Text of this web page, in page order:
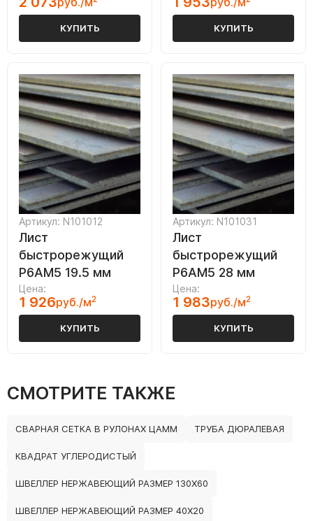
КУПИТЬ КУПИТЬ
Артикул: N101012
Лист
быстрорежущий
Р6АМ5 19.5 мм
Цена:
1 926руб./м2
КУПИТЬ
Артикул: N101031
Лист
быстрорежущий
Р6АМ5 28 мм
Цена:
1 983руб./м2
КУПИТЬ
СМОТРИТЕ ТАКЖЕ
СВАРНАЯ СЕТКА В РУЛОНАХ ЦАММ ТРУБА ДЮРАЛЕВАЯ
КВАДРАТ УГЛЕРОДИСТЫЙ
ШВЕЛЛЕР НЕРЖАВЕЮЩИЙ РАЗМЕР 130Х60
ШВЕЛЛЕР НЕРЖАВЕЮЩИЙ РАЗМЕР 40Х20